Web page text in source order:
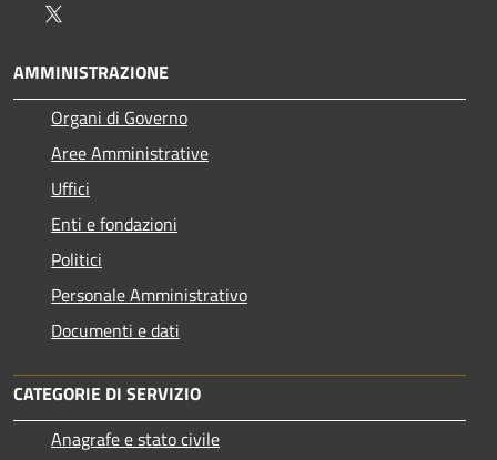
AMMINISTRAZIONE
Organi di Governo
Aree Amministrative
Uffici
Enti e fondazioni
Politici
Personale Amministrativo
Documenti e dati
CATEGORIE DI SERVIZIO
Anagrafe e stato civile